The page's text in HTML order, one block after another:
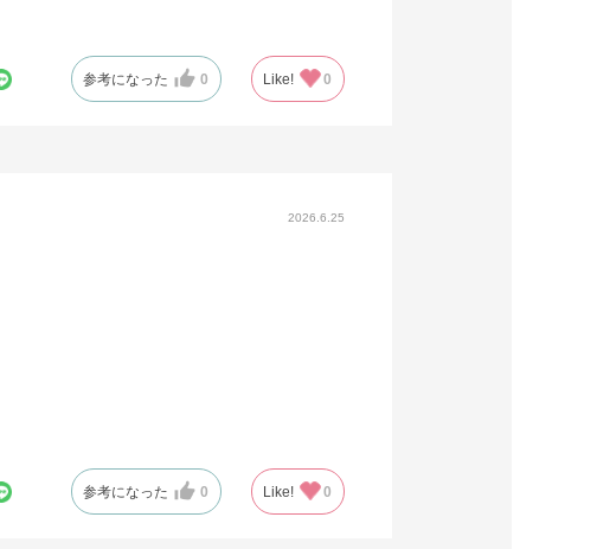
参考になった 0 Like! 0
2026.6.25
参考になった 0 Like! 0